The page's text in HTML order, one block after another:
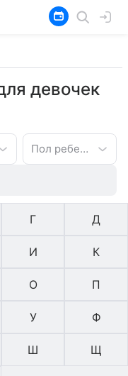
девочек
Пол ребенка
Г Д
И К
О П
У Ф
Ш Щ